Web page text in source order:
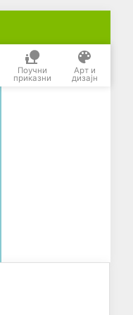
Поучни
приказни
Арт и
дизајн